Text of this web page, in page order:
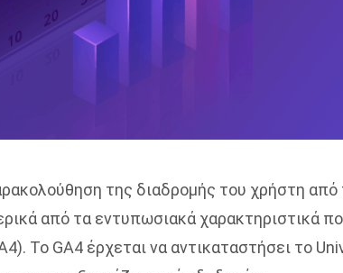
της διαδρομής του χρήστη από
από τα εντυπωσιακά χαρακτηριστικά
Το GA4 έρχεται να αντικαταστήσει το